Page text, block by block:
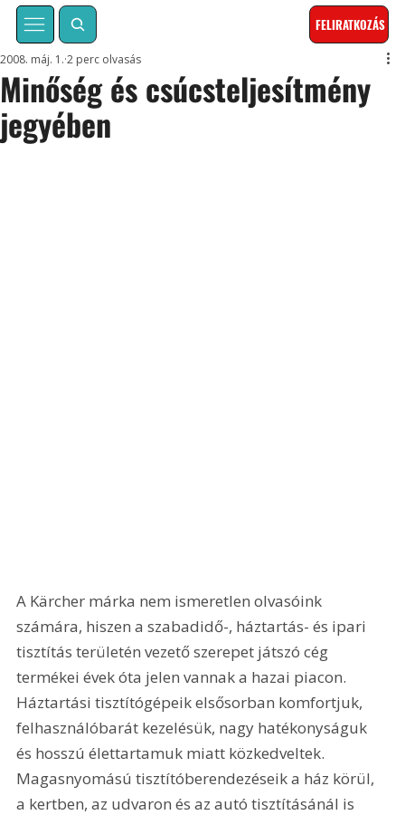
FELIRATKOZÁS
Minőség és csúcsteljesítmény
jegyében
2008. máj. 1. 2 perc olvasás
A Kärcher márka nem ismeretlen olvasóink
számára, hiszen a szabadidő-, háztartás- és ipari
tisztítás területén vezető szerepet játszó cég
termékei évek óta jelen vannak a hazai piacon.
Háztartási tisztítógépeik elsősorban komfortjuk,
felhasználóbarát kezelésük, nagy hatékonyságuk
és hosszú élettartamuk miatt közkedveltek.
Magasnyomású tisztítóberendezéseik a ház körül,
a kertben, az udvaron és az autó tisztításánál is